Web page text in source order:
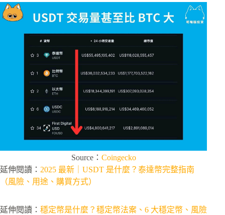
Source： Coingecko
延伸閱讀： 2025 最新｜USDT 是什麼？泰達幣完整指南
（風險、用途、購買方式）
延伸閱讀： 穩定幣是什麼？穩定幣法案、6 大穩定幣、風險